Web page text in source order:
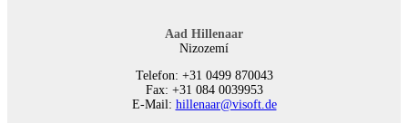
Aad Hillenaar
Nizozemí
Telefon: +31 0499 870043
Fax: +31 084 0039953
E-Mail: hillenaar@visoft.de